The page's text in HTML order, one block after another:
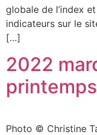
globale de l’index
indicateurs sur le
[…]
2022
Photo © Christine